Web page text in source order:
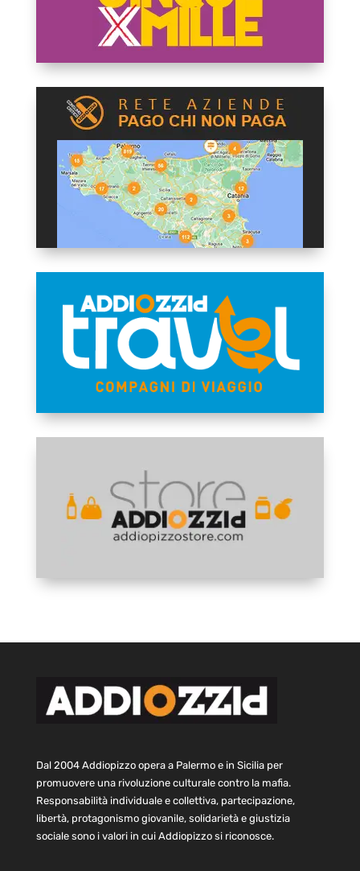
Dal 2004 Addiopizzo opera a Palermo e in Sicilia per
promuovere una rivoluzione culturale contro la mafia.
Responsabilità individuale e collettiva, partecipazione,
libertà, protagonismo giovanile, solidarietà e giustizia
sociale sono i valori in cui Addiopizzo si riconosce.